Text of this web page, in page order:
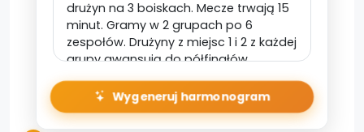
Wygeneruj harmonogram